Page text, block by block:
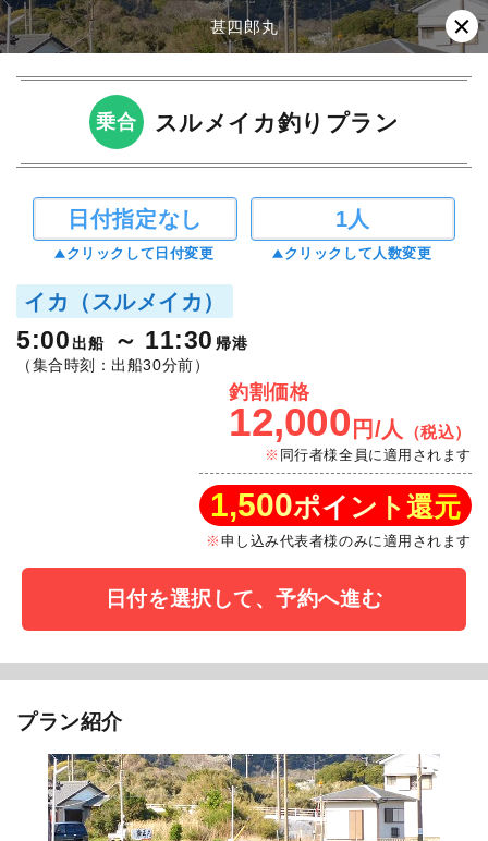
甚四郎丸
乗合 スルメイカ釣りプラン
日付指定なし
クリックして日付変更
1人
クリックして人数変更
イカ（スルメイカ）
5:00 出船 11:30 帰港
（集合時刻：出船30分前）
釣割価格
12,000 円/人 （税込）
同行者様全員に適用されます
1,500ポイント還元
申し込み代表者様のみに適用されます
日付を選択して、予約へ進む
プラン紹介